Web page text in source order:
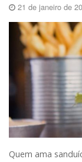
21 de janeiro de
Quem ama